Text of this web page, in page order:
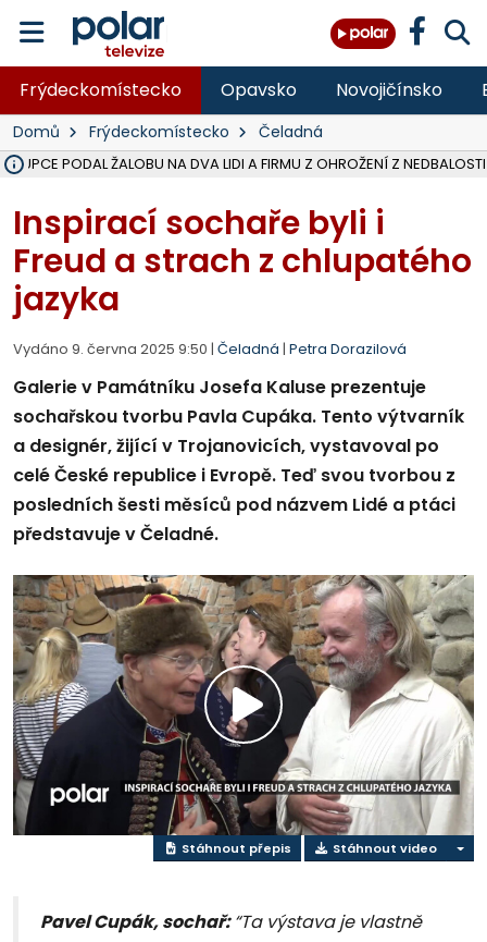
Frýdeckomístecko Opavsko Novojičínsko
Domů Frýdeckomístecko Čeladná
PODAL ŽALOBU NA DVA LIDI A FIRMU Z OHROŽENÍ Z NEDBALOSTI
Inspirací sochaře byli i
Freud a strach z chlupatého
jazyka
Vydáno 9. června 2025 9:50 | Čeladná | Petra Dorazilová
Galerie v Památníku Josefa Kaluse prezentuje
sochařskou tvorbu Pavla Cupáka. Tento výtvarník
a designér, žijící v Trojanovicích, vystavoval po
celé České republice i Evropě. Teď svou tvorbou z
posledních šesti měsíců pod názvem Lidé a ptáci
představuje v Čeladné.
Přehrát
video
Stáhnout přepis Stáhnout video
Pavel Cupák, sochař:“Ta výstava je vlastně